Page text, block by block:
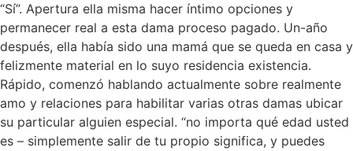
“Sí”. Apertura ella misma hacer íntimo opciones y
permanecer real a esta dama proceso pagado. Un-año
después, ella había sido una mamá que se queda en casa y
felizmente material en lo suyo residencia existencia.
Rápido, comenzó hablando actualmente sobre realmente
amo y relaciones para habilitar varias otras damas ubicar
su particular alguien especial. “no importa qué edad usted
es – simplemente salir de tu propio significa, y puedes